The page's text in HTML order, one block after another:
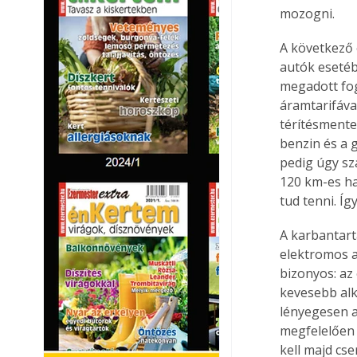
mozogni.
A
autók
megadott
benzin és a
pedig úgy
120 km-es
tud tenni.
A
elektromos
bizonyos:
kevesebb
lényegesen
kell majd